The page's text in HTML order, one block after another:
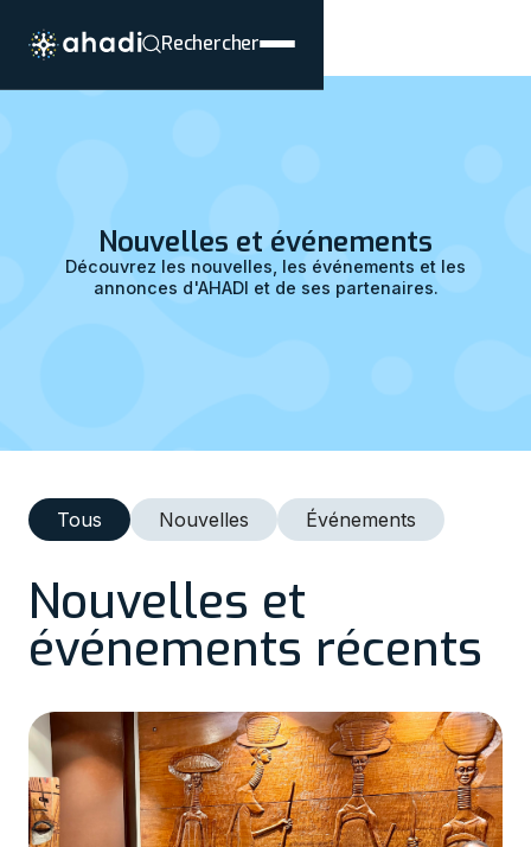
Rechercher
Nouvelles et événements
Découvrez les nouvelles, les événements et les
annonces d'AHADI et de ses partenaires.
Tous Nouvelles Événements
Nouvelles et
événements récents